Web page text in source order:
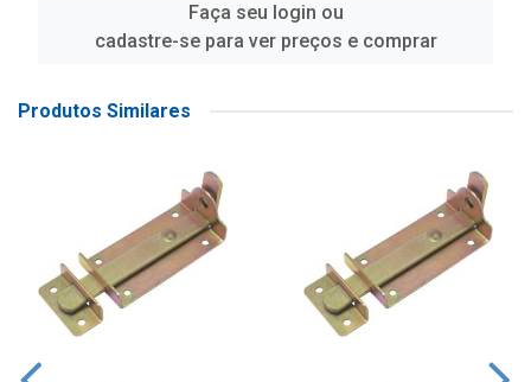
Faça seu login ou
cadastre-se para ver preços e comprar
Produtos Similares